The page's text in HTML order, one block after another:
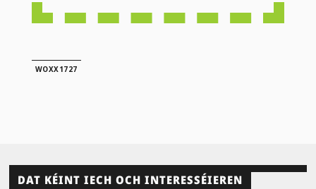
WOXX1727
DAT KÉINT IECH OCH INTERESSÉIEREN